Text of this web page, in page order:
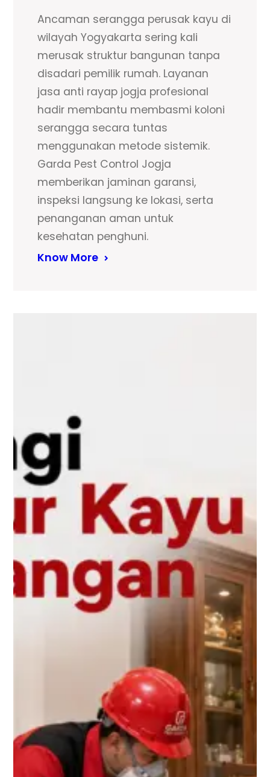
Ancaman serangga perusak kayu di
wilayah Yogyakarta sering kali
merusak struktur bangunan tanpa
disadari pemilik rumah. Layanan
jasa anti rayap jogja profesional
hadir membantu membasmi koloni
serangga secara tuntas
menggunakan metode sistemik.
Garda Pest Control Jogja
memberikan jaminan garansi,
inspeksi langsung ke lokasi, serta
penanganan aman untuk
kesehatan penghuni.
Know More